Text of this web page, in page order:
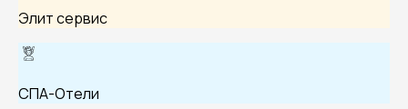
Элит сервис
СПА-Отели